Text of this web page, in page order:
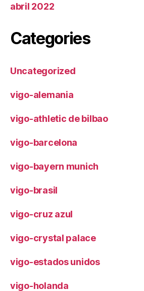
abril 2022
Categories
Uncategorized
vigo-alemania
vigo-athletic de bilbao
vigo-barcelona
vigo-bayern munich
vigo-brasil
vigo-cruz azul
vigo-crystal palace
vigo-estados unidos
vigo-holanda